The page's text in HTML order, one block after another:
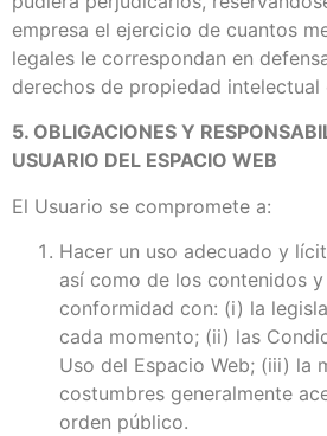
empresa el ejercicio de cuantos
legales le correspondan en
derechos de propiedad intelectual
5. OBLIGACIONES Y
USUARIO DEL ESPACIO WEB
El Usuario se compromete a:
Hacer un uso adecuado y
así como de los contenidos
conformidad con: (i) la
cada momento; (ii) las
Uso del Espacio Web; (iii) la
costumbres generalmente
orden público.